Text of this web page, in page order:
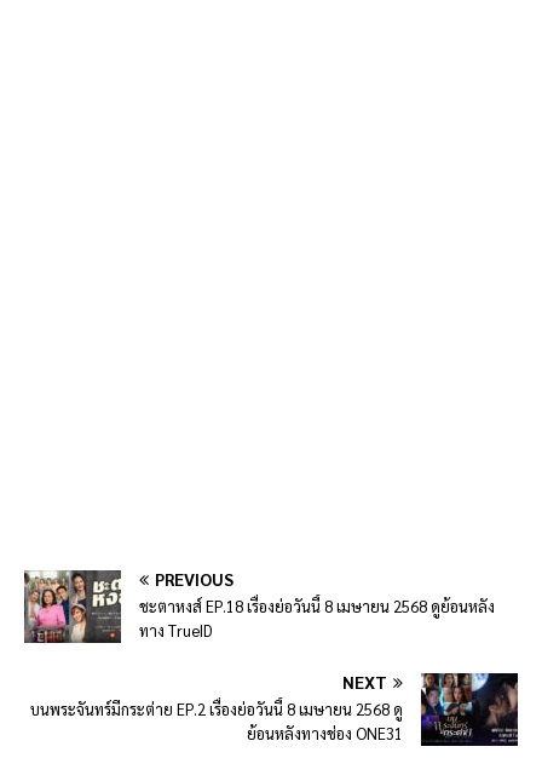
PREVIOUS
ชะตาหงส์ EP.18 เรื่องย่อวันนี้ 8 เมษายน 2568 ดูย้อนหลัง
ทาง TrueID
NEXT
บนพระจันทร์มีกระต่าย EP.2 เรื่องย่อวันนี้ 8 เมษายน 2568 ดู
ย้อนหลังทางช่อง ONE31